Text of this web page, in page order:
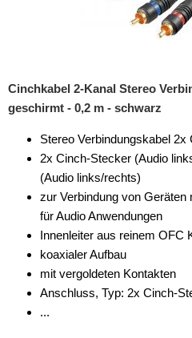
Cinchkabel 2-Kanal Stereo
geschirmt - 0,2 m - schwarz
Stereo Verbindungskabel
2x Cinch-Stecker (Audio
(Audio links/rechts)
zur Verbindung von
für Audio Anwendungen
Innenleiter aus reinem OFC
koaxialer Aufbau
mit vergoldeten Kontakten
Anschluss, Typ: 2x Cinch-
...